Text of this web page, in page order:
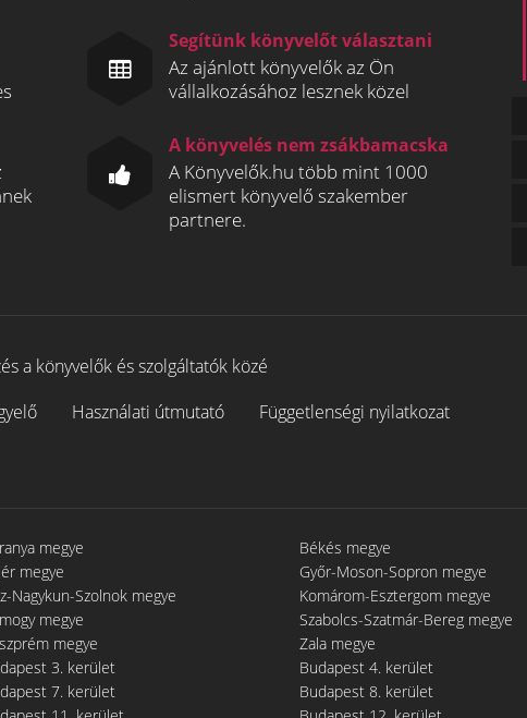
Segítünk könyvelőt választani
Az ajánlott könyvelők az Ön
vállalkozásához lesznek közel
A könyvelés nem zsákbamacska
A Könyvelők.hu több mint 1000
elismert könyvelő szakember
partnere.
a könyvelők és szolgáltatók közé
Használati útmutató
Függetlenségi nyilatkozat
megye Békés megye
megye Győr-Moson-Sopron megye
Nagykun-Szolnok megye Komárom-Esztergom megye
megye Szabolcs-Szatmár-Bereg megye
megye Zala megye
3. kerület Budapest 4. kerület
7. kerület Budapest 8. kerület